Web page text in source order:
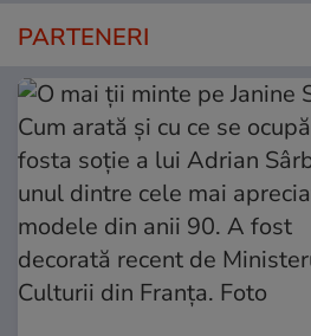
PARTENERI